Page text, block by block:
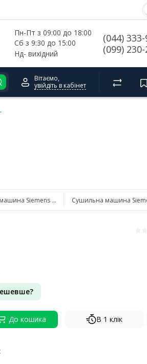
Пн-Пт з 09:00 до 18:00
Сб з 9:30 до 15:00
Нд- вихідний
(044)
(099)
Вітаємо,
увійдіть в кабінет
Siemens WT47XEH0PLСушильна машина
До кошика В 1 клік